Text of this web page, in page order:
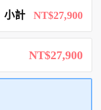
小計 NT$27,900
NT$27,900